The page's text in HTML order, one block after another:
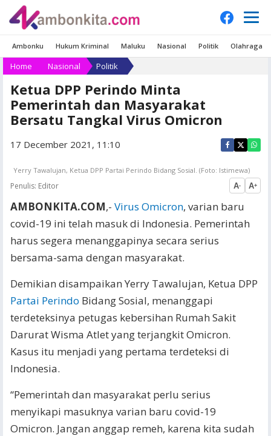
Ambonku Hukum Kriminal Maluku Nasional Politik Olahraga
Home Nasional Politik
Ketua DPP Perindo Minta
Pemerintah dan Masyarakat
Bersatu Tangkal Virus Omicron
17 December 2021, 11:10
Yerry Tawalujan, Ketua DPP Partai Perindo Bidang Sosial. (Foto: Istimewa)
Penulis: Editor A- A+
AMBONKITA.COM,- Virus Omicron, varian baru
covid-19 ini telah masuk di Indonesia. Pemerintah
harus segera menanggapinya secara serius
bersama-sama dengan masyarakat.
Demikian disampaikan Yerry Tawalujan, Ketua DPP
Partai Perindo Bidang Sosial, menanggapi
terdeteksinya petugas kebersihan Rumah Sakit
Darurat Wisma Atlet yang terjangkit Omicron.
Kasus itu menjadi yang pertama terdeteksi di
Indonesia.
“Pemerintah dan masyarakat perlu serius
menyikapi masuknya varian baru covid-19
Omicron. Jangan anggap remeh, karena kita sudah